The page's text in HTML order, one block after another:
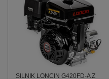
SILNIK LONCIN G420FD-A Z